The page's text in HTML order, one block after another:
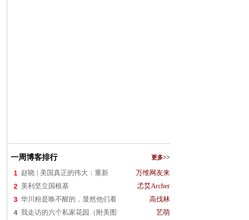
一周博客排行 更多>>
1 赵晓 | 美国真正的伟大：重新 万维网友来
2 美利坚立国根基 孞烎Archer
3 华川粉是唤不醒的，显然他们看 高伐林
4 我走访的六个私家花园（附美图 艺萌